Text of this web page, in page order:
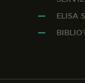
ELISA